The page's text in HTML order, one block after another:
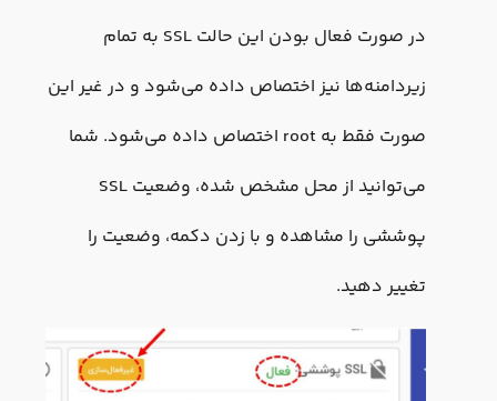
در صورت فعال بودن این حالت SSL به تمام
زیردامنه‌ها نیز اختصاص داده می‌شود و در غیر این
صورت فقط به root اختصاص داده می‌شود. شما
می‌توانید از محل مشخص شده، وضعیت SSL
پوششی را مشاهده و با زدن دکمه‌، وضعیت را
تغییر دهید.